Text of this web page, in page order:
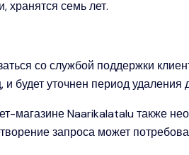
хранятся семь лет.
со службой поддержки
будет уточнен период удаления
магазине Naarikalatalu также
запроса может